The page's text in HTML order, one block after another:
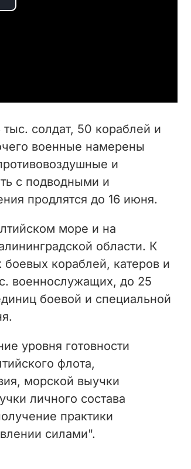
солдат, 50 кораблей и
военные намерены
и
с подводными и
продлятся до 16 июня.
море и на
области. К
кораблей, катеров и
военнослужащих, до 25
боевой и специальной
уровня готовности
флота,
морской выучки
личного состава
практики
силами".